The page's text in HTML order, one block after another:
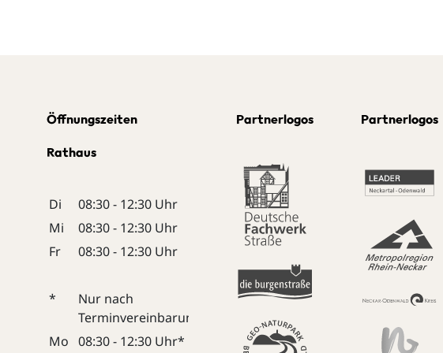
Öffnungszeiten
Rathaus
Di
08:30 - 12:30 Uhr
Mi
08:30 - 12:30 Uhr
Fr
08:30 - 12:30 Uhr
*
Nur nach
Terminvereinbarung:
Mo
08:30 - 12:30 Uhr*
Partnerlogos Partnerlogos